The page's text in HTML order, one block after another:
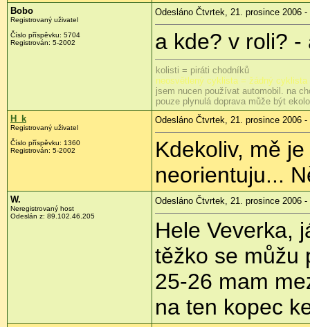
Bobo
Registrovaný uživatel
Číslo příspěvku: 5704
Registrován: 5-2002
Odesláno Čtvrtek, 21. prosince 2006 -
a kde? v roli?
kolisti = piráti chodníků
neosvětlený cyklista = žádný cyklista
jsem nucen používat automobil. na
pouze plynulá doprava může být
H_k
Registrovaný uživatel
Číslo příspěvku: 1360
Registrován: 5-2002
Odesláno Čtvrtek, 21. prosince 2006 -
Kdekoliv, mě
neorientuju...
W.
Neregistrovaný host
Odeslán z: 89.102.46.205
Odesláno Čtvrtek, 21. prosince 2006 -
Hele Veverka,
těžko se můžu
25-26 mam
na ten kopec